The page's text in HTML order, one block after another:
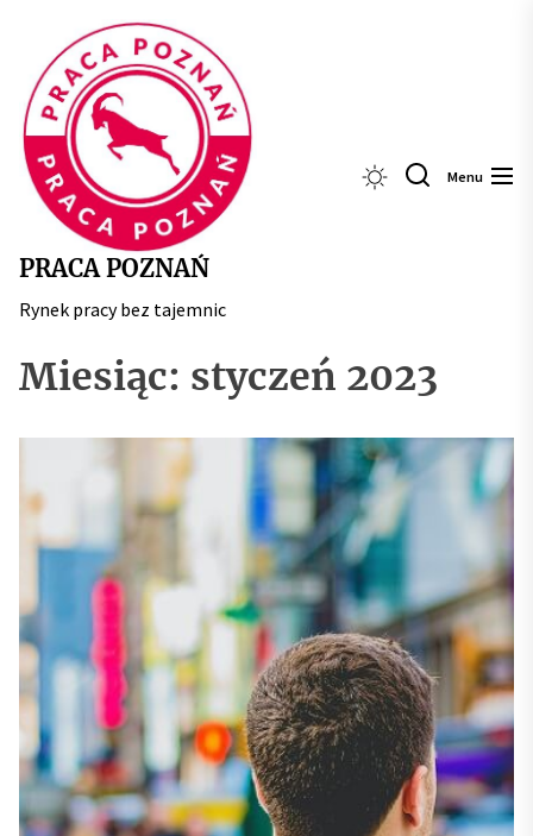
content
PRACA POZNAŃ
Rynek pracy bez tajemnic
Menu
Miesiąc: styczeń 2023